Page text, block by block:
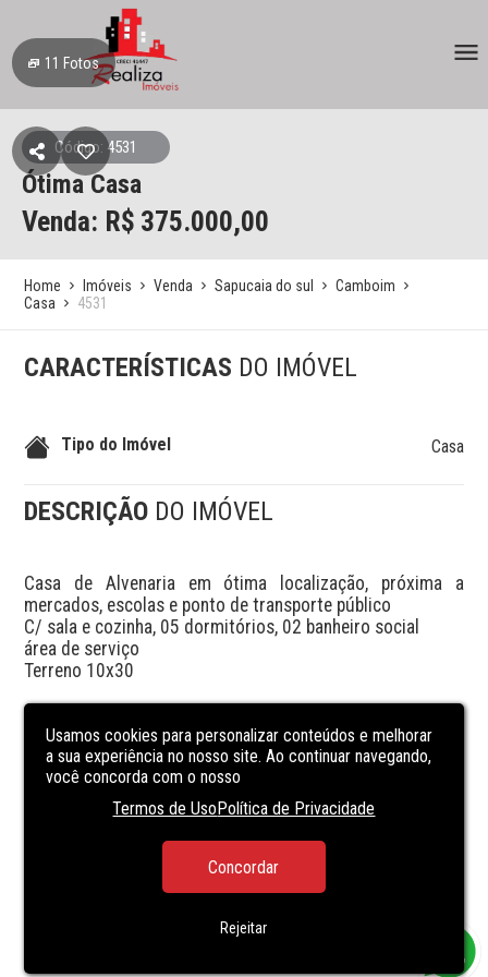
11 Fotos
Código: 4531
Ótima Casa
Venda: R$ 375.000,00
Home Imóveis Venda Sapucaia do sul
Camboim
Casa
4531
CARACTERÍSTICAS DO IMÓVEL
Tipo do Imóvel Casa
DESCRIÇÃO DO IMÓVEL
Casa de Alvenaria em ótima localização, próxima a
mercados, escolas e ponto de transporte público
C/ sala e cozinha, 05 dormitórios, 02 banheiro social
área de serviço
Terreno 10x30
+ 01 casa mista c/ 03 dormitórios, 01 banheiro social e
área de serviço.
Usamos cookies para personalizar conteúdos e melhorar
a sua experiência no nosso site. Ao continuar navegando,
você concorda com o nosso
Termos de UsoPolítica de Privacidade
Concordar
Rejeitar